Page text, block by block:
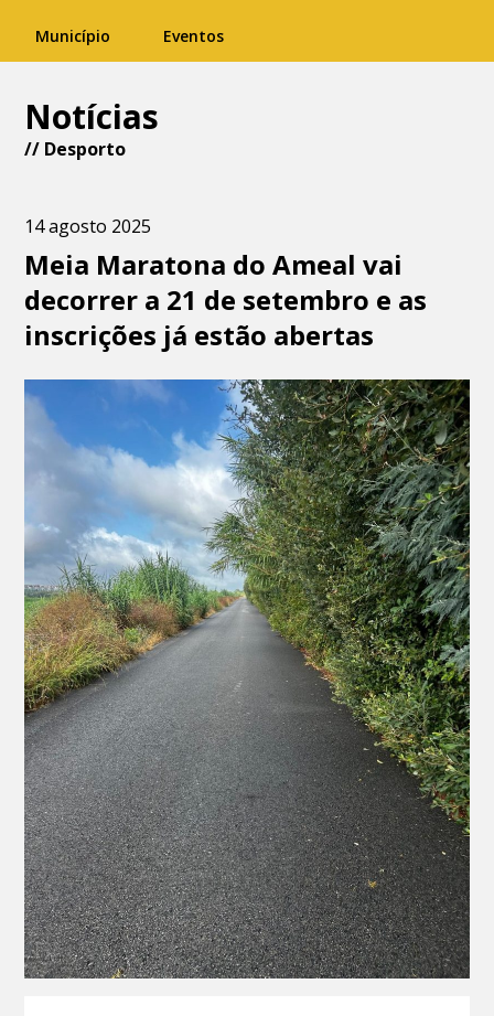
Município Eventos
Notícias
// Desporto
14 agosto 2025
Meia Maratona do Ameal vai
decorrer a 21 de setembro e as
inscrições já estão abertas